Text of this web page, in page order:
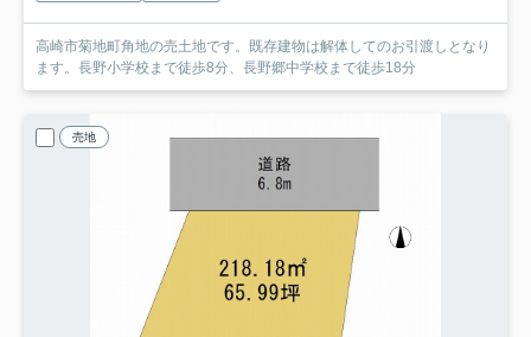
高崎市菊地町角地の売土地です。既存建物は解体してのお引渡しとなり
ます。長野小学校まで徒歩8分、長野郷中学校まで徒歩18分
売地